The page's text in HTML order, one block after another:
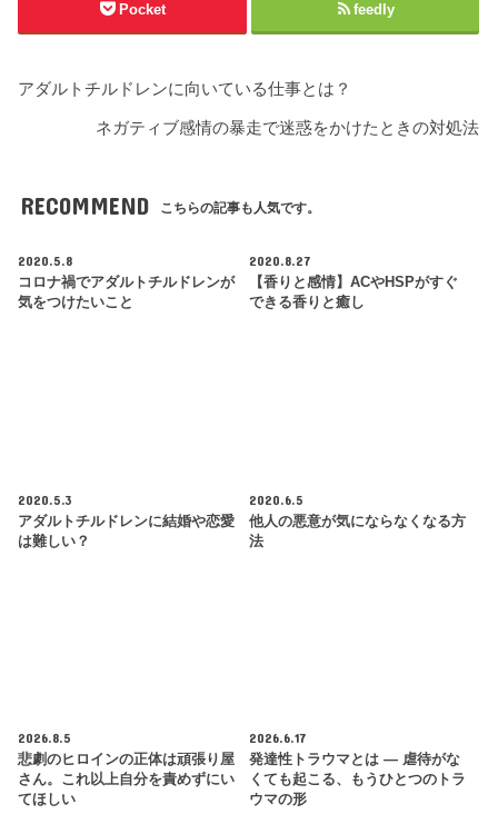
Pocket feedly
アダルトチルドレンに向いている仕事とは？
ネガティブ感情の暴走で迷惑をかけたときの対処法
RECOMMEND こちらの記事も人気です。
2020.5.8
コロナ禍でアダルトチルドレンが
気をつけたいこと
2020.8.27
【香りと感情】ACやHSPがすぐ
できる香りと癒し
2020.5.3
アダルトチルドレンに結婚や恋愛
は難しい？
2020.6.5
他人の悪意が気にならなくなる方
法
2026.8.5
悲劇のヒロインの正体は頑張り屋
さん。これ以上自分を責めずにい
てほしい
2026.6.17
発達性トラウマとは ― 虐待がな
くても起こる、もうひとつのトラ
ウマの形